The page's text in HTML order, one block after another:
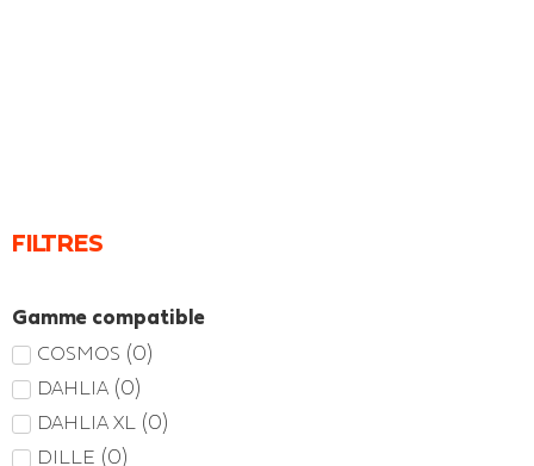
FILTRES
Gamme compatible
COSMOS (0)
DAHLIA (0)
DAHLIA XL (0)
DILLE (0)